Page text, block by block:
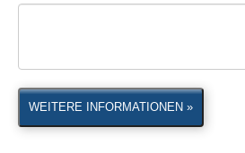
WEITERE INFORMATIONEN »